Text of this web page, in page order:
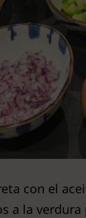
con el
a la